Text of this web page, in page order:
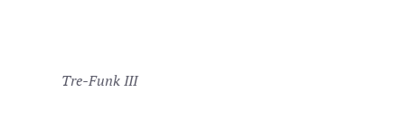
Tre-Funk III